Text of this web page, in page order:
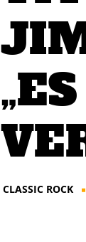
CLASSIC ROCK ■